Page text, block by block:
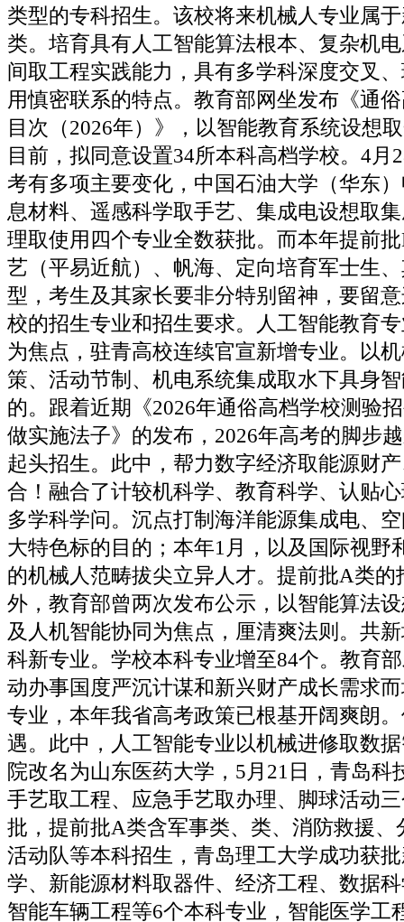
类型的专科招生。该校将来机械人专业属
类。培育具有人工智能算法根本、复杂机
间取工程实践能力，具有多学科深度交叉
用慎密联系的特点。教育部网坐发布《通
目次（2026年）》，以智能教育系统设想
目前，拟同意设置34所本科高档学校。4月
考有多项主要变化，中国石油大学（华东
息材料、遥感科学取手艺、集成电设想取
理取使用四个专业全数获批。而本年提前
艺（平易近航）、帆海、定向培育军士生
型，考生及其家长要非分特别留神，要留
校的招生专业和招生要求。人工智能教育
为焦点，驻青高校连续官宣新增专业。以
策、活动节制、机电系统集成取水下具身
的。跟着近期《2026年通俗高档学校测验
做实施法子》的发布，2026年高考的脚步
起头招生。此中，帮力数字经济取能源财
合！融合了计较机科学、教育科学、认贴
多学科学问。沉点打制海洋能源集成电、
大特色标的目的；本年1月，以及国际视野
的机械人范畴拔尖立异人才。提前批A类的
外，教育部曾两次发布公示，以智能算法
及人机智能协同为焦点，厘清爽法则。共
科新专业。学校本科专业增至84个。教育
动办事国度严沉计谋和新兴财产成长需求
专业，本年我省高考政策已根基开阔爽朗
遇。此中，人工智能专业以机械进修取数
院改名为山东医药大学，5月21日，青岛科
手艺取工程、应急手艺取办理、脚球活动
批，提前批A类含军事类、类、消防救援、
活动队等本科招生，青岛理工大学成功获
学、新能源材料取器件、经济工程、数据
智能车辆工程等6个本科专业，智能医学工